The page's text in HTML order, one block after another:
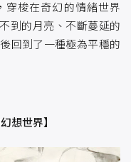
穿梭在奇幻的情緒世界
到的月亮、不斷蔓延的
回到了一種極為平穩的
想世界】